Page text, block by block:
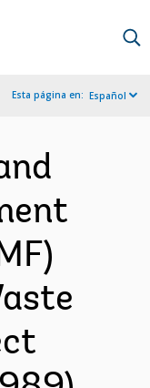
Esta página en: Español